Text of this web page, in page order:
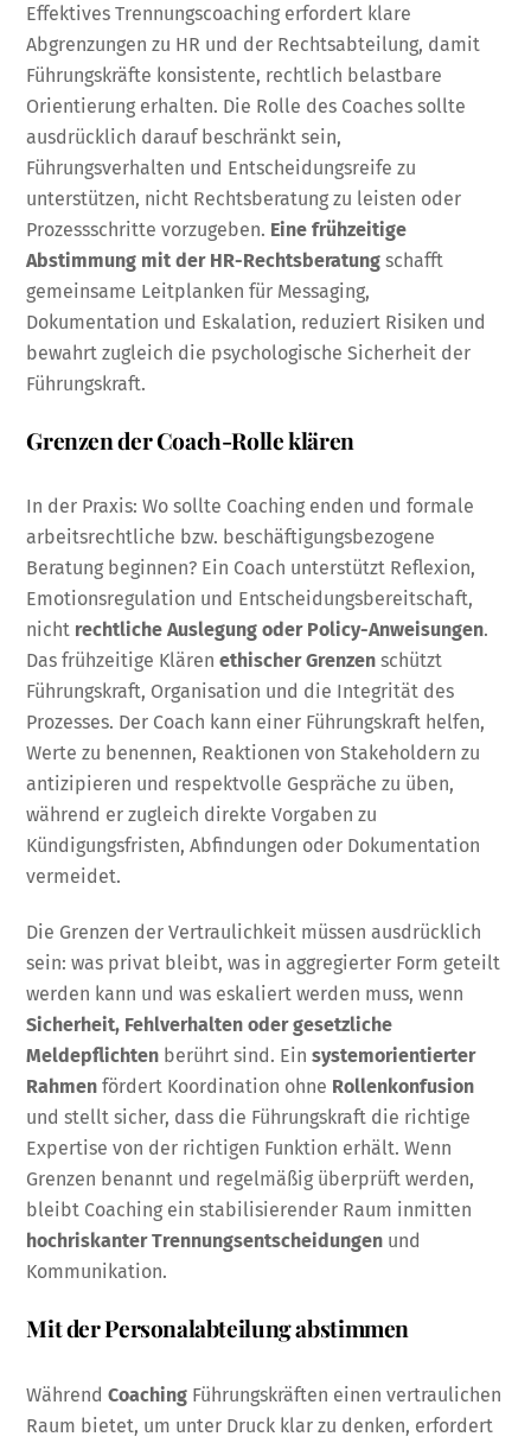
Effektives Trennungscoaching erfordert klare
Abgrenzungen zu HR und der Rechtsabteilung, damit
Führungskräfte konsistente, rechtlich belastbare
Orientierung erhalten. Die Rolle des Coaches sollte
ausdrücklich darauf beschränkt sein,
Führungsverhalten und Entscheidungsreife zu
unterstützen, nicht Rechtsberatung zu leisten oder
Prozessschritte vorzugeben. Eine frühzeitige
Abstimmung mit der HR-Rechtsberatung schafft
gemeinsame Leitplanken für Messaging,
Dokumentation und Eskalation, reduziert Risiken und
bewahrt zugleich die psychologische Sicherheit der
Führungskraft.
Grenzen der Coach-Rolle klären
In der Praxis: Wo sollte Coaching enden und formale
arbeitsrechtliche bzw. beschäftigungsbezogene
Beratung beginnen? Ein Coach unterstützt Reflexion,
Emotionsregulation und Entscheidungsbereitschaft,
nicht rechtliche Auslegung oder Policy-Anweisungen.
Das frühzeitige Klärenethischer Grenzen schützt
Führungskraft, Organisation und die Integrität des
Prozesses. Der Coach kann einer Führungskraft helfen,
Werte zu benennen, Reaktionen von Stakeholdern zu
antizipieren und respektvolle Gespräche zu üben,
während er zugleich direkte Vorgaben zu
Kündigungsfristen, Abfindungen oder Dokumentation
vermeidet.
Die Grenzen der Vertraulichkeit müssen ausdrücklich
sein: was privat bleibt, was in aggregierter Form geteilt
werden kann und was eskaliert werden muss, wenn
Sicherheit, Fehlverhalten oder gesetzliche
Meldepflichten berührt sind. Einsystemorientierter
Rahmen fördert Koordination ohne Rollenkonfusion
und stellt sicher, dass die Führungskraft die richtige
Expertise von der richtigen Funktion erhält. Wenn
Grenzen benannt und regelmäßig überprüft werden,
bleibt Coaching ein stabilisierender Raum inmitten
hochriskanter Trennungsentscheidungen und
Kommunikation.
Mit der Personalabteilung abstimmen
WährendCoaching Führungskräften einen vertraulichen
Raum bietet, um unter Druck klar zu denken, erfordert